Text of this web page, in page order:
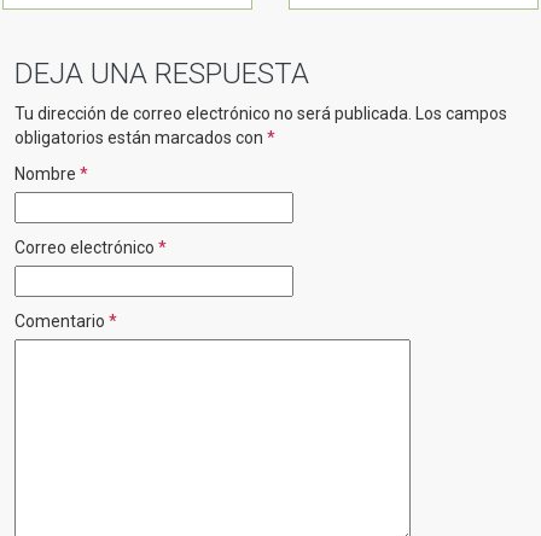
DEJA UNA RESPUESTA
Tu dirección de correo electrónico no será publicada.
Los campos
obligatorios están marcados con *
Nombre *
Correo electrónico *
Comentario *